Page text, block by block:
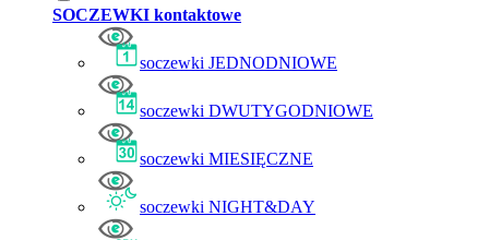
SOCZEWKI kontaktowe
soczewki JEDNODNIOWE
soczewki DWUTYGODNIOWE
soczewki MIESIĘCZNE
soczewki NIGHT&DAY